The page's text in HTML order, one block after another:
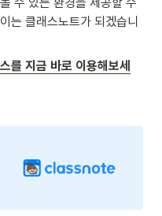
수 있는 환경을 제공할 수
는 클래스노트가 되겠습니
를 지금 바로 이용해보세